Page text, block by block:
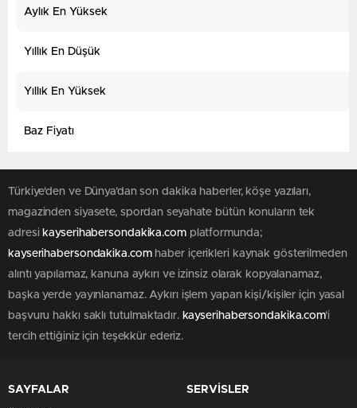
Aylık En Yüksek
Yıllık En Düşük
Yıllık En Yüksek
Baz Fiyatı
Türkiye'den ve Dünya’dan son dakika haberler, köşe yazıları,
magazinden siyasete, spordan seyahate bütün konuların tek
adresi kayserihabersondakika.complatformunda;
kayserihabersondakika.comhaber içerikleri kaynak gösterilmeden
alıntı yapılamaz, kanuna aykırı ve izinsiz olarak kopyalanamaz,
başka yerde yayınlanamaz. Aykırı işlem yapan kişi/kişiler için yasal
başvuru hakkı saklı tutulmaktadır. kayserihabersondakika.com'i
tercih ettiğiniz için teşekkür ederiz.
SAYFALAR SERVİSLER